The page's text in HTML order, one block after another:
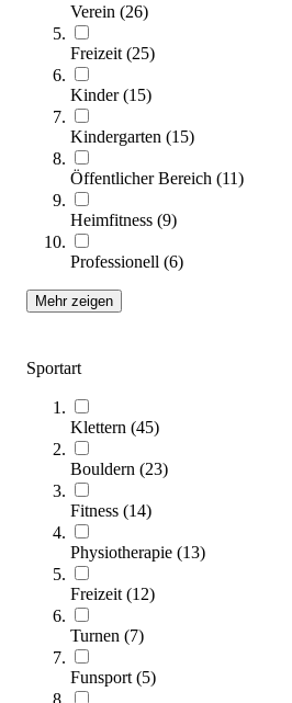
Verein (26)
Freizeit (25)
Kinder(15)
Kindergarten (15)
Öffentlicher Bereich (11)
Heimfitness (9)
Professionell (6)
Mehr zeigen
Sportart
Klettern (45)
Bouldern (23)
Fitness (14)
Physiotherapie (13)
Freizeit (12)
Turnen (7)
Funsport (5)
Kübler Sport Boulderwand KIDS
3.699,00 €
Zum Produkt
Längere Lieferzeit
Kübler Sport® Boulderwand,
Preis auf Anfrage
Zum Produkt
Längere Lieferzeit